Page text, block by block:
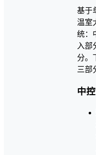
基于
温室
统：
入部
分。
三部
中